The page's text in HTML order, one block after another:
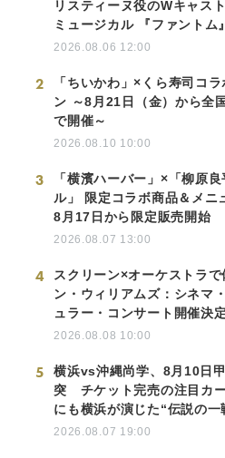
リスティーヌ役のWキャス
ミュージカル 『ファントム』
2026.08.06 12:00
2
「ちいかわ」×くら寿司コ
ン ～8月21日（金）から全
で開催～
2026.08.10 10:00
3
「横濱ハーバー」×「柳原
ル」 限定コラボ商品＆メ
8月17日から限定販売開始
2026.08.07 13:00
4
スクリーン×オーケストラで
ン・ウィリアムズ：シネマ
ュラー・コンサート開催決定
2026.08.08 10:00
5
横浜vs沖縄尚学、8月10日
突 チケット完売の注目カ
にも横浜が演じた“伝説の一
2026.08.07 19:00